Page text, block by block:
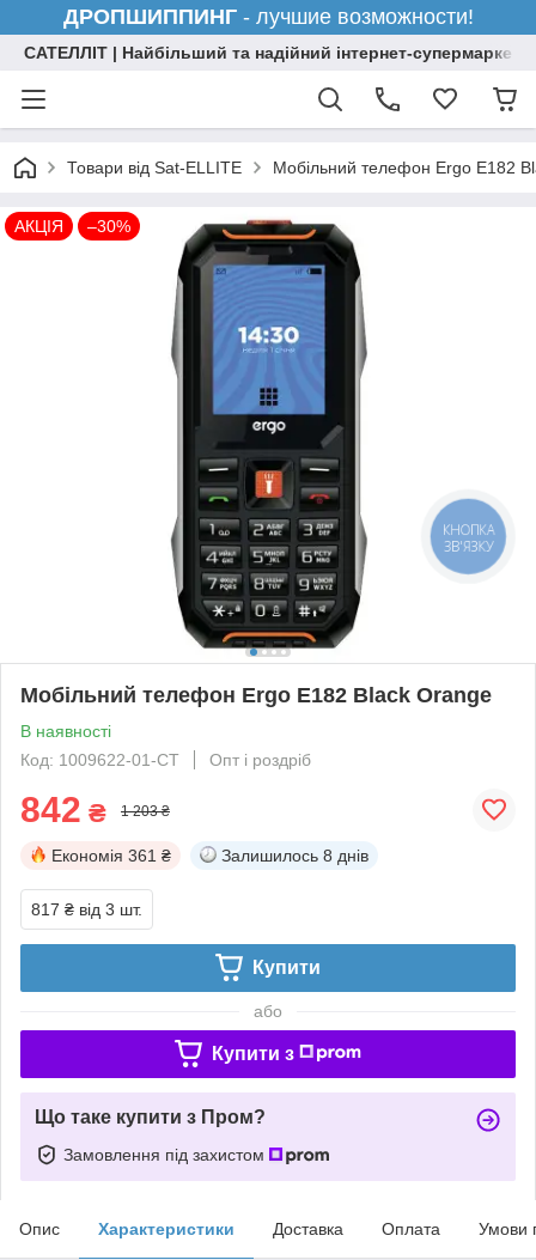
ДРОПШИППИНГ- лучшие возможности!
САТЕЛЛІТ | Найбільший та надійний інтернет-супермаркет
Товари від Sat-ELLITE Мобільний телефон Ergo E182
АКЦІЯ –30%
Мобільний телефон Ergo E182 Black Orange
В наявності
Код: 1009622-01-СТ
Опт і роздріб
842 ₴ 1 203 ₴
Економія 361 ₴ Залишилось 8 днів
817 ₴ від 3 шт.
Купити
або
Купити з
Що таке купити з Пром?
Замовлення під захистом
Опис Характеристики Доставка Оплата Умови
КНОПКА
ЗВ'ЯЗКУ